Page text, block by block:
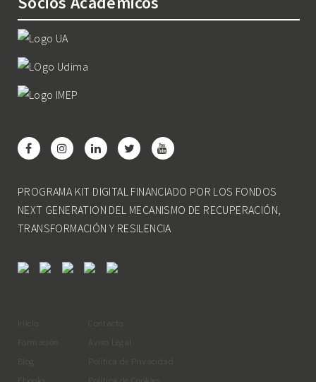
PROGRAMA KIT DIGITAL FINANCIADO POR LOS FONDOS
NEXT GENERATION DEL MECANISMO DE RECUPERACIÓN,
TRANSFORMACIÓN Y RESILENCIA
Inicio
Formación
Blog
Contacto
Aviso Legal
Política de Privacidad